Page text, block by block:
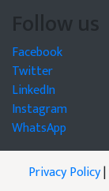
Follow us
Facebook
Twitter
LinkedIn
Instagram
WhatsApp
Privacy Policy|